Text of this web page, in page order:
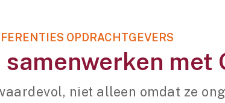
OPDRACHTGEVERS
met
niet alleen omdat ze